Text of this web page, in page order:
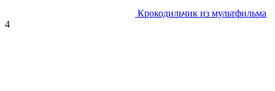
Крокодильчик из мультфильма
4